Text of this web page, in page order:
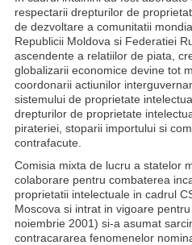
respectarii drepturilor de
de dezvoltare a comunitatii
Republicii Moldova si Federatiei
ascendente a relatiilor de piata,
globalizarii economice devine tot
coordonarii actiunilor
sistemului de proprietate
drepturilor de proprietate
pirateriei, stoparii importului si
contrafacute.
Comisia mixta de lucru a statelor
colaborare pentru combaterea
proprietatii intelectuale in cadrul
Moscova si intrat in vigoare
noiembrie 2001) si-a asumat
contracararea fenomenelor